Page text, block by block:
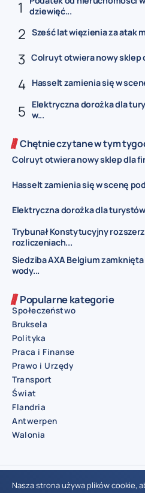
dziewięć...
Sześć lat więzienia za atak
Colruyt otwiera nowy sklep
Hasselt zamienia się w
Elektryczna dorożka dla
w...
Chętnie czytane w tym
Colruyt otwiera nowy sklep dla
Hasselt zamienia się w scenę
Elektryczna dorożka dla
Trybunał Konstytucyjny
rozliczeniach...
Siedziba AXA Belgium
wody...
Popularne kategorie
Społeczeństwo
Bruksela
Polityka
Praca i Finanse
Prawo i Urzędy
Transport
Świat
Flandria
Antwerpen
Walonia
© Aktualnosci.be – All
Nasza strona używa plików cookie,